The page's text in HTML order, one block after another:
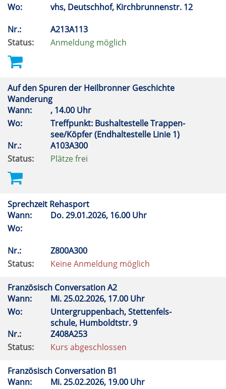
Wo:
vhs, Deutschhof, Kirchbrunnenstr. 12
Nr.:
A213A113
Status:
Anmeldung möglich
Auf den Spuren der Heilbronner Geschichte
Wanderung
Wann:
, 14.00 Uhr
Wo:
Treffpunkt: Bushaltestelle Trappen-
see/Köpfer (Endhaltestelle Linie 1)
Nr.:
A103A300
Status:
Plätze frei
Sprechzeit Rehasport
Wann:
Do.29.01.2026, 16.00 Uhr
Wo:
Nr.:
Z800A300
Status:
Keine Anmeldung möglich
Französisch Conversation A2
Wann:
Mi.25.02.2026, 17.00 Uhr
Wo:
Untergruppenbach, Stettenfels-
schule, Humboldtstr. 9
Nr.:
Z408A253
Status:
Kurs abgeschlossen
Französisch Conversation B1
Wann:
Mi.25.02.2026, 19.00 Uhr